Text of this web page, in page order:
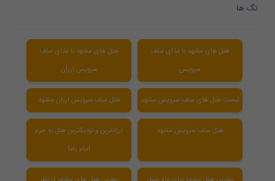
تگ ها
هتل های مشهد با غذای سلف
سرویس
هتل های مشهد با غذای سلف
سرویس ارزان
لیست هتل های سلف سرویس مشهد هتل سلف سرویس ارزان مشهد
هتل سلف سرویس مشهد
ارزانترین و نزدیکترین هتل به حرم
امام رضا